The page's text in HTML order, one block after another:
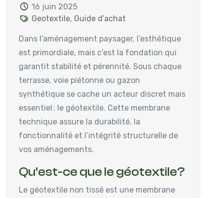
16 juin 2025
Geotextile, Guide d’achat
Dans l’aménagement paysager, l’esthétique
est primordiale, mais c’est la fondation qui
garantit stabilité et pérennité. Sous chaque
terrasse, voie piétonne ou gazon
synthétique se cache un acteur discret mais
essentiel : le géotextile. Cette membrane
technique assure la durabilité, la
fonctionnalité et l’intégrité structurelle de
vos aménagements.
Qu’est-ce que le géotextile?
Le géotextile non tissé est une membrane